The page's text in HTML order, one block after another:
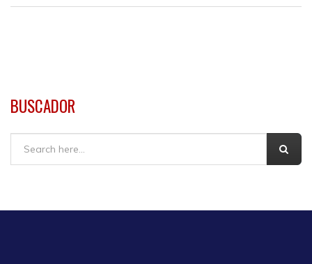
BUSCADOR
Buscar